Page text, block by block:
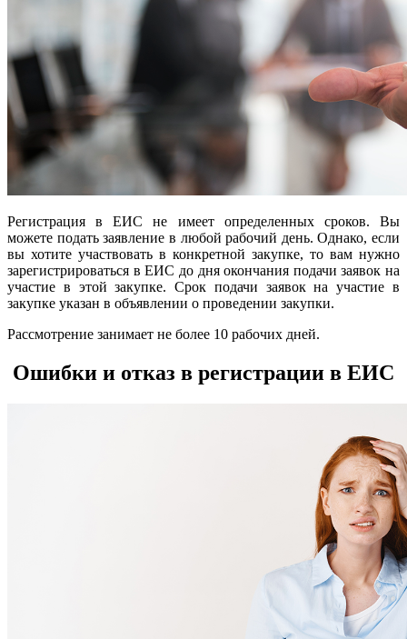
Регистрация в ЕИС не имеет определенных сроков. Вы
можете подать заявление в любой рабочий день. Однако, если
вы хотите участвовать в конкретной закупке, то вам нужно
зарегистрироваться в ЕИС до дня окончания подачи заявок на
участие в этой закупке. Срок подачи заявок на участие в
закупке указан в объявлении о проведении закупки.
Рассмотрение занимает не более 10 рабочих дней.
Ошибки и отказ в регистрации в ЕИС